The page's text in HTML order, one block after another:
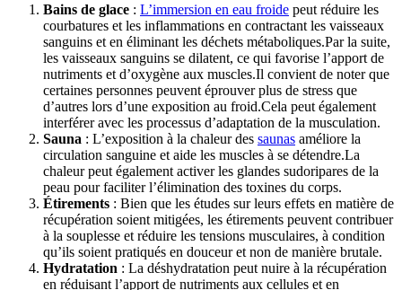
Bains de glace : L’immersion en eau froide peut réduire les
courbatures et les inflammations en contractant les vaisseaux
sanguins et en éliminant les déchets métaboliques.Par la suite,
les vaisseaux sanguins se dilatent, ce qui favorise l’apport de
nutriments et d’oxygène aux muscles.Il convient de noter que
certaines personnes peuvent éprouver plus de stress que
d’autres lors d’une exposition au froid.Cela peut également
interférer avec les processus d’adaptation de la musculation.
Sauna : L’exposition à la chaleur des saunas améliore la
circulation sanguine et aide les muscles à se détendre.La
chaleur peut également activer les glandes sudoripares de la
peau pour faciliter l’élimination des toxines du corps.
Étirements : Bien que les études sur leurs effets en matière de
récupération soient mitigées, les étirements peuvent contribuer
à la souplesse et réduire les tensions musculaires, à condition
qu’ils soient pratiqués en douceur et non de manière brutale.
Hydratation : La déshydratation peut nuire à la récupération
en réduisant l’apport de nutriments aux cellules et en